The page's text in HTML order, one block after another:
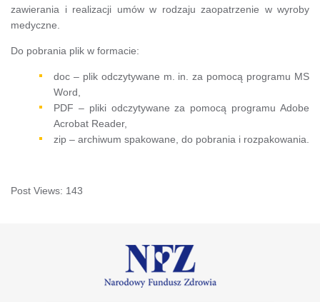
zawierania i realizacji umów w rodzaju zaopatrzenie w wyroby
medyczne.
Do pobrania plik w formacie:
doc – plik odczytywane m. in. za pomocą programu MS
Word,
PDF – pliki odczytywane za pomocą programu Adobe
Acrobat Reader,
zip – archiwum spakowane, do pobrania i rozpakowania.
Post Views: 143